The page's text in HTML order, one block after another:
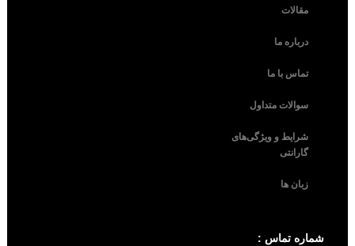
مقالات
درباره ما
تماس با ما
سوالات متداول
شرایط و ویژگی‌های
گارانتی
زبان ها
شماره تماس :